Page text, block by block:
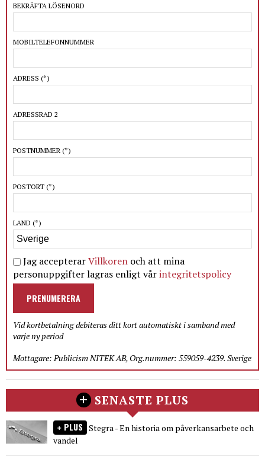
BEKRÄFTA LÖSENORD
MOBILTELEFONNUMMER
ADRESS (*)
ADRESSRAD 2
POSTNUMMER (*)
POSTORT (*)
LAND (*)
Jag accepterarVillkoren och att mina
personuppgifter lagras enligt vårintegritetspolicy
PRENUMERERA
Vid kortbetalning debiteras ditt kort automatiskt i samband med
varje ny period
Mottagare: Publicism NITEK AB, Org.nummer: 559059-4239. Sverige
SENASTE PLUS
PLUS Stegra - En historia om påverkansarbete och
vandel